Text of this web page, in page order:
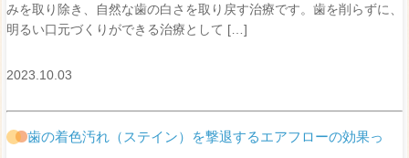
みを取り除き、自然な歯の白さを取り戻す治療です。歯を削らずに、
明るい口元づくりができる治療として […]
2023.10.03
歯の着色汚れ（ステイン）を撃退するエアフローの効果っ